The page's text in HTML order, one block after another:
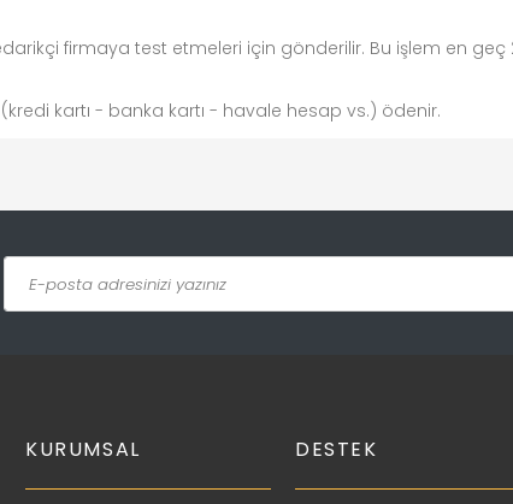
firmaya test etmeleri için gönderilir. Bu işlem en
kartı - banka kartı - havale hesap vs.) ödenir.
KURUMSAL DESTEK